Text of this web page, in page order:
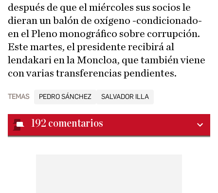
después de que el miércoles sus socios le
dieran un balón de oxígeno -condicionado-
en el Pleno monográfico sobre corrupción.
Este martes, el presidente recibirá al
lendakari en la Moncloa, que también viene
con varias transferencias pendientes.
TEMAS PEDRO SÁNCHEZ SALVADOR ILLA
192 comentarios